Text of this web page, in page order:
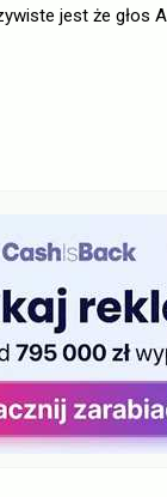
jest że głos